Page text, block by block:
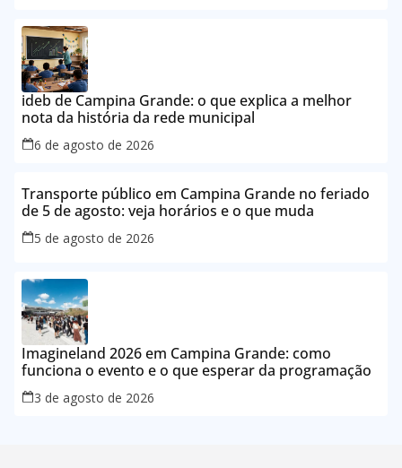
ideb de Campina Grande: o que explica a melhor
nota da história da rede municipal
6 de agosto de 2026
Transporte público em Campina Grande no feriado
de 5 de agosto: veja horários e o que muda
5 de agosto de 2026
Imagineland 2026 em Campina Grande: como
funciona o evento e o que esperar da programação
3 de agosto de 2026